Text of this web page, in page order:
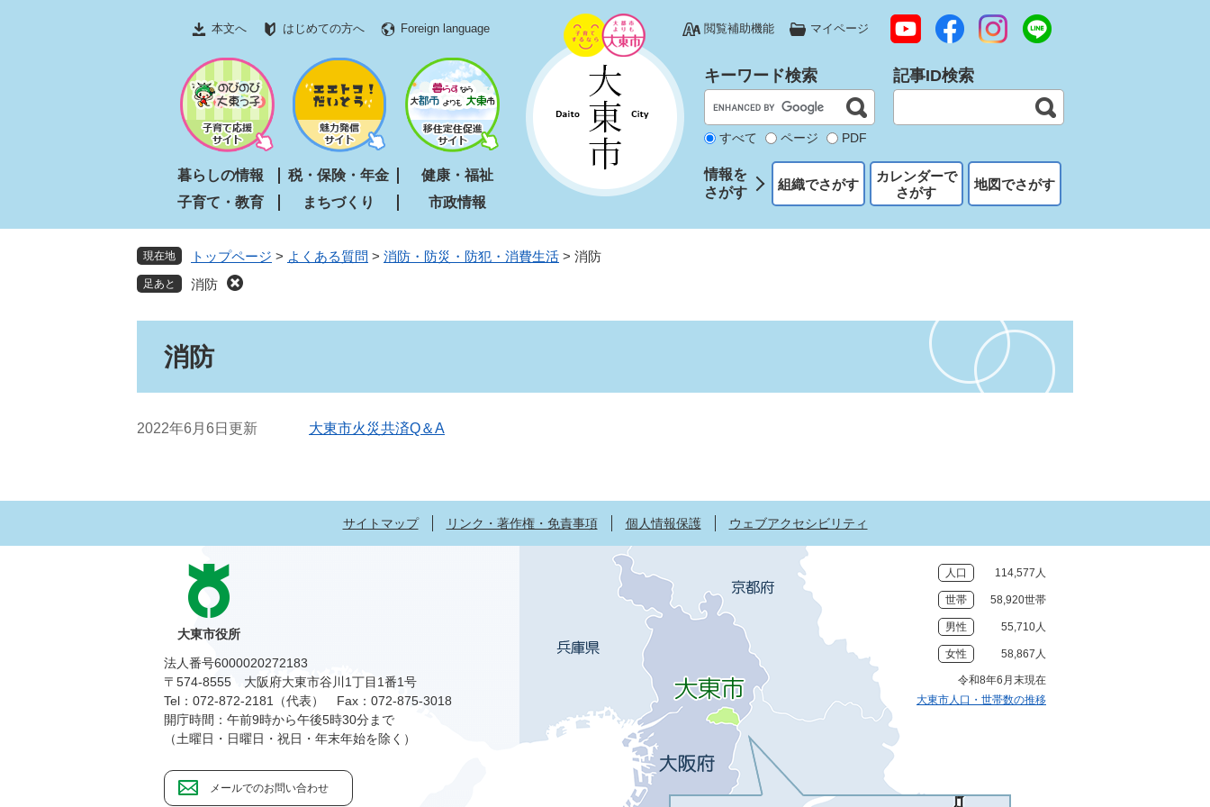
文
本文へ はじめての方へ Foreign language 閲覧補助機能 マイページ
暮らしの情報 税・保険・年金
健康・福祉
子育て・教育
まちづくり 市政情報
キーワード検索
すべて ページ PDF
記事ID検索
情報を
さがす
組織でさがす
カレンダーで
さがす
地図でさがす
現在地 トップページ > よくある質問 > 消防・防災・防犯・消費生活 > 消防
消防
消防
2022年6月6日更新 大東市火災共済Q＆A
サイトマップ リンク・著作権・免責事項 個人情報保護 ウェブアクセシビリティ
人口 114,577人
世帯 58,920世帯
男性 55,710人
女性 58,867人
令和8年6月末現在
大東市人口・世帯数の推移
大東市役所
法人番号6000020272183
〒574-8555 大阪府大東市谷川1丁目1番1号
Tel：072-872-2181（代表）
Fax：072-875-3018
開庁時間：午前9時から午後5時30分まで
（土曜日・日曜日・祝日・年末年始を除く）
メールでのお問い合わせ